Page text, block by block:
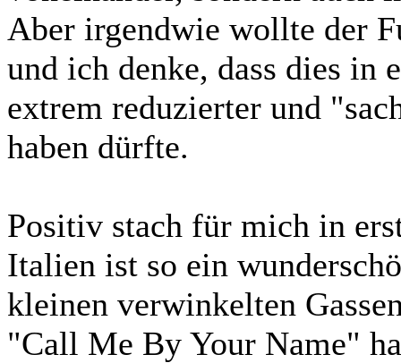
Aber irgendwie wollte der
und ich denke, dass dies in
extrem reduzierter und
haben dürfte.
Positiv stach für mich in
Italien ist so ein
kleinen verwinkelten
"Call Me By Your Name"